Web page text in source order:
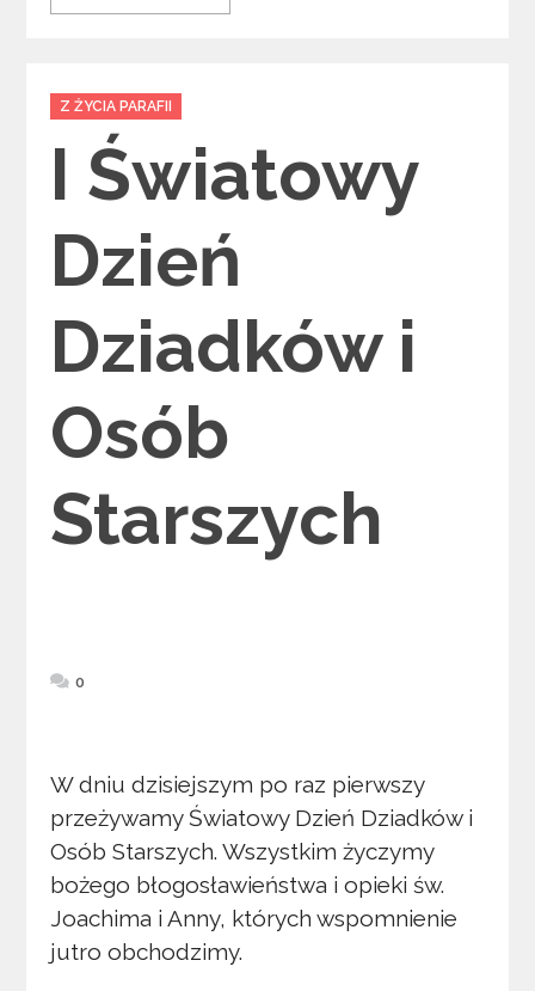
Categories
Z ŻYCIA PARAFII
I Światowy
Dzień
Dziadków i
Osób
Starszych
0
W dniu dzisiejszym po raz pierwszy
przeżywamy Światowy Dzień Dziadków i
Osób Starszych. Wszystkim życzymy
bożego błogosławieństwa i opieki św.
Joachima i Anny, których wspomnienie
jutro obchodzimy.